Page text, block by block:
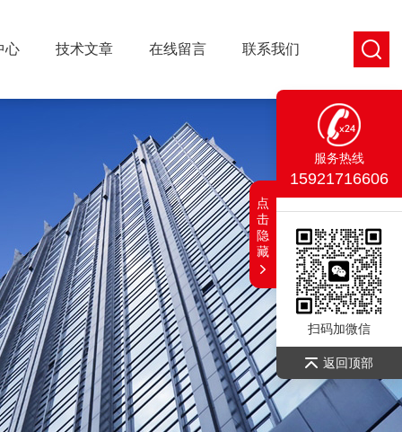
心 技术文章 在线留言 联系我们
服务热线
15921716606
扫码加微信
返回顶部
点
击
隐
藏